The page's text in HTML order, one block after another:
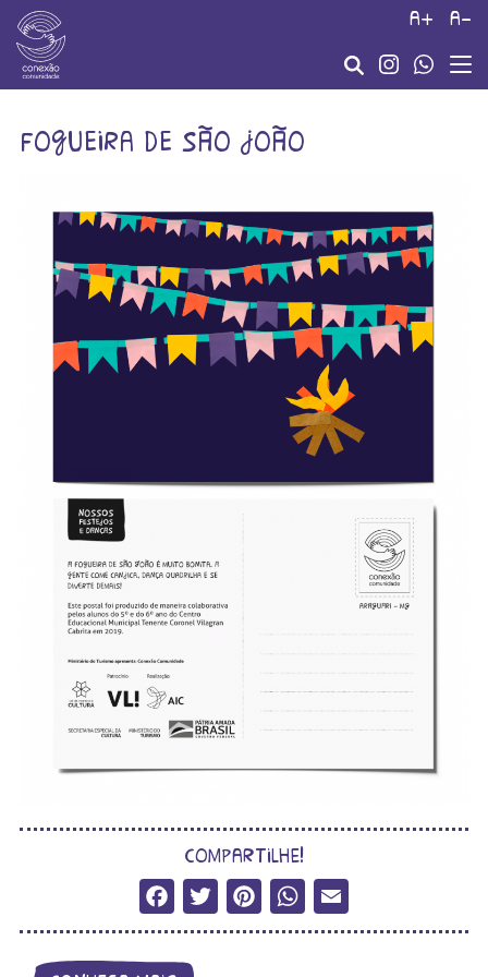
a+ a-
fogueira de são joão
compartilhe!
Facebook
Twitter
Pinterest
WhatsApp